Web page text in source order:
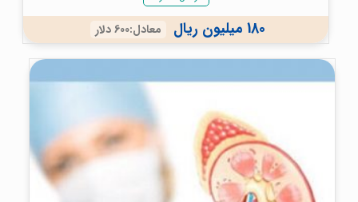
180 میلیون ریال معادل:600 دلار